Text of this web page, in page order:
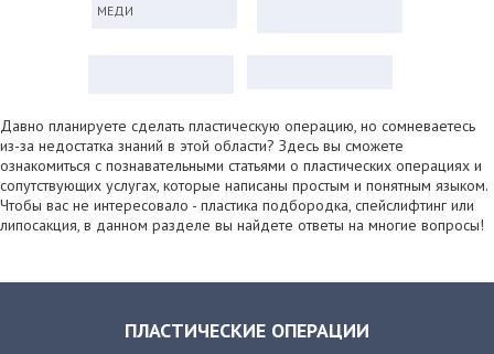
МЕДИ
Давно планируете сделать пластическую операцию, но сомневаетесь
из-за недостатка знаний в этой области? Здесь вы сможете
ознакомиться с познавательными статьями о пластических операциях и
сопутствующих услугах, которые написаны простым и понятным языком.
Чтобы вас не интересовало - пластика подбородка, спейслифтинг или
липосакция, в данном разделе вы найдете ответы на многие вопросы!
ПЛАСТИЧЕСКИЕ ОПЕРАЦИИ